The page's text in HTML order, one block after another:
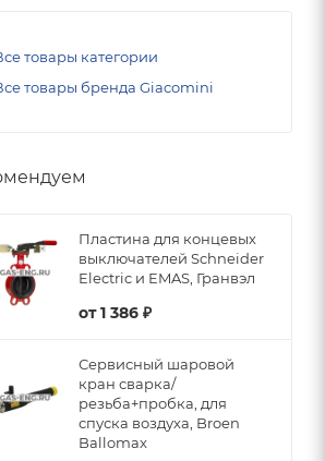
товары категории
товары бренда Giacomini
Пластина для концевых
выключателей Schneider
Electric и EMAS, Гранвэл
от1 386 ₽
Сервисный шаровой
кран сварка/
резьба+пробка, для
спуска воздуха, Broen
Ballomax